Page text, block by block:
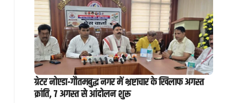
ग्रेटर नोएडा-गौतमबुद्ध नगर में भ्रष्टाचार के खिलाफ अगस्त
क्रांति, 7 अगस्त से आंदोलन शुरू